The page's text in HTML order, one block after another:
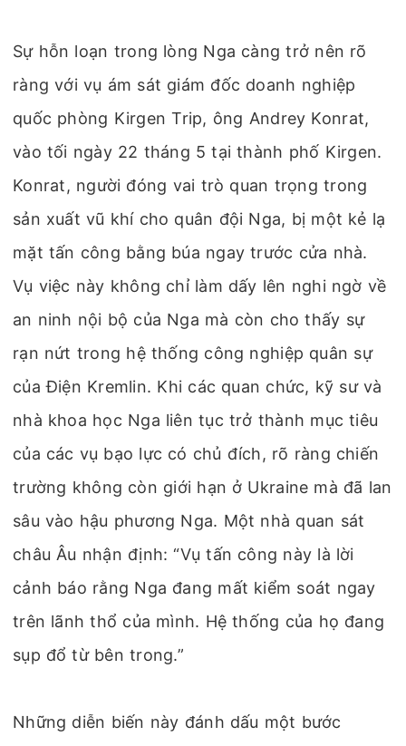
Sự hỗn loạn trong lòng Nga càng trở nên rõ
ràng với vụ ám sát giám đốc doanh nghiệp
quốc phòng Kirgen Trip, ông Andrey Konrat,
vào tối ngày 22 tháng 5 tại thành phố Kirgen.
Konrat, người đóng vai trò quan trọng trong
sản xuất vũ khí cho quân đội Nga, bị một kẻ lạ
mặt tấn công bằng búa ngay trước cửa nhà.
Vụ việc này không chỉ làm dấy lên nghi ngờ về
an ninh nội bộ của Nga mà còn cho thấy sự
rạn nứt trong hệ thống công nghiệp quân sự
của Điện Kremlin. Khi các quan chức, kỹ sư và
nhà khoa học Nga liên tục trở thành mục tiêu
của các vụ bạo lực có chủ đích, rõ ràng chiến
trường không còn giới hạn ở Ukraine mà đã lan
sâu vào hậu phương Nga. Một nhà quan sát
châu Âu nhận định: “Vụ tấn công này là lời
cảnh báo rằng Nga đang mất kiểm soát ngay
trên lãnh thổ của mình. Hệ thống của họ đang
sụp đổ từ bên trong.”
Những diễn biến này đánh dấu một bước